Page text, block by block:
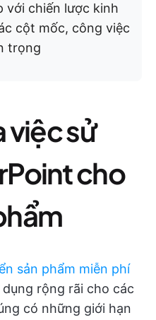
với chiến lược kinh
cột mốc, công việc
trọng
việc sử
cho
sản phẩm miễn phí
rộng rãi cho các
có những giới hạn